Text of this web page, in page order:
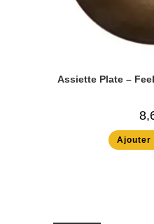
Assiette Plate –
Ajouter